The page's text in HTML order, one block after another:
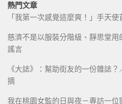
熱門文章
「我第一次感覺這麼爽！」手天
慈濟不是以服裝分階級、靜思堂
謠言
《大誌》：幫助街友的一份雜誌
摘
我在桃園女監的日與夜－專訪一